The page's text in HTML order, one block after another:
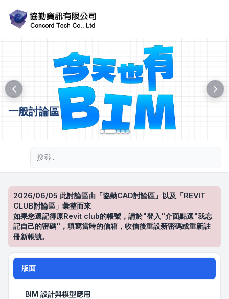
一般討論區
2026/06/05 此討論區由「協勤CAD討論區」以及「REVIT
CLUB討論區」彙整而來
如果您還記得原Revit club的帳號，請於"登入"介面點選"我忘
記自己的密碼"，填寫當時的信箱，收信後重設新密碼或重新註
冊新帳號。
版面
BIM 設計與模型應用